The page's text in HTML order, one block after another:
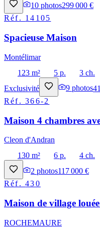
10 photos299 000 €
Réf. 14105
Spacieuse Maison
Montélimar
123 m²
5 p. 3 ch.
Exclusivité
9 photos
Réf.366-2
Maison 4 chambres
Cleon d'Andran
130 m²
6 p. 4 ch.
2 photos117 000 €
Réf.430
Maison de village
ROCHEMAURE